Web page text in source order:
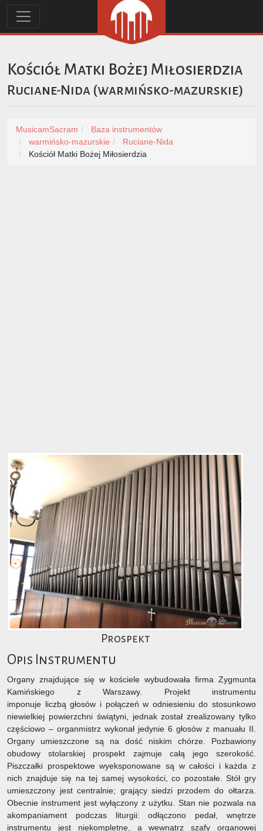
Kościół Matki Bożej Miłosierdzia
Ruciane-Nida (warmińsko-mazurskie)
MusicamSacram
Baza instrumentów
warmińsko-mazurskie
Ruciane-Nida
Kościół Matki Bożej Miłosierdzia
Prospekt
Opis Instrumentu
Organy znajdujące się w kościele wybudowała firma Zygmunta
Kamińskiego z Warszawy. Projekt instrumentu
imponuje liczbą głosów i połączeń w odniesieniu do stosunkowo
niewielkiej powierzchni świątyni, jednak został zrealizowany tylko
częściowo – organmistrz wykonał jedynie 6 głosów z manuału II.
Organy umieszczone są na dość niskim chórze. Pozbawiony
obudowy stolarskiej prospekt zajmuje całą jego szerokość.
Piszczałki prospektowe wyeksponowane są w całości i każda z
nich znajduje się na tej samej wysokości, co pozostałe. Stół gry
umieszczony jest centralnie; grający siedzi przodem do ołtarza.
Obecnie instrument jest wyłączony z użytku. Stan nie pozwala na
akompaniament podczas liturgii: odłączono pedał, wnętrze
instrumentu jest niekompletne, a wewnątrz szafy organowej